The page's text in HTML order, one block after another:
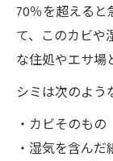
70％を超える
て、このカビや
な住処やエサ場
シミは次のよう
・カビそのもの
・湿気を含んだ